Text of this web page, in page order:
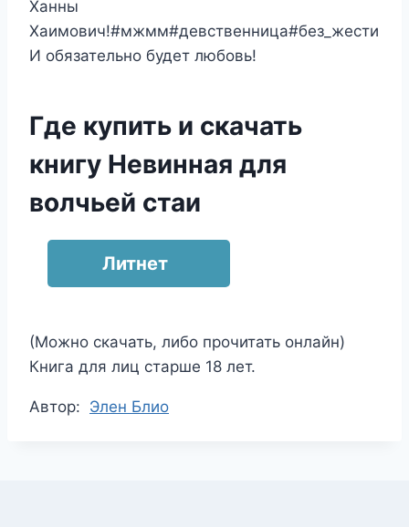
Ханны
Хаимович!#мжмм#девственница#без_жести
И обязательно будет любовь!
Где купить и скачать
книгу Невинная для
волчьей стаи
Литнет
(Можно скачать, либо прочитать онлайн)
Книга для лиц старше 18 лет.
Метки
Автор: Элен Блио